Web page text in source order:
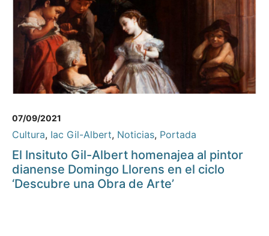
07/09/2021
Cultura, Iac Gil-Albert, Noticias, Portada
El Insituto Gil-Albert homenajea al pintor
dianense Domingo Llorens en el ciclo
‘Descubre una Obra de Arte’